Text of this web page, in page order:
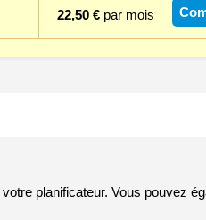
22,50 € par mois
planificateur. Vous pouvez